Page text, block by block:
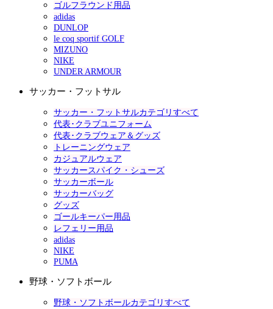
ゴルフラウンド用品
adidas
DUNLOP
le coq sportif GOLF
MIZUNO
NIKE
UNDER ARMOUR
サッカー・フットサル
サッカー・フットサルカテゴリすべて
代表･クラブユニフォーム
代表･クラブウェア＆グッズ
トレーニングウェア
カジュアルウェア
サッカースパイク・シューズ
サッカーボール
サッカーバッグ
グッズ
ゴールキーパー用品
レフェリー用品
adidas
NIKE
PUMA
野球・ソフトボール
野球・ソフトボールカテゴリすべて